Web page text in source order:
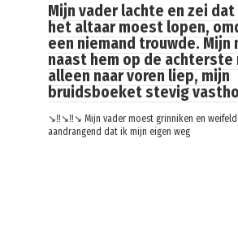
Mijn vader lachte en zei
het altaar moest lopen,
een niemand trouwde. Mijn
naast hem op de
alleen naar voren liep, mijn
bruidsboeket stevig
↘️‼️↘️‼️↘️ Mijn vader moest grinniken en
aandrangend dat ik mijn eigen weg